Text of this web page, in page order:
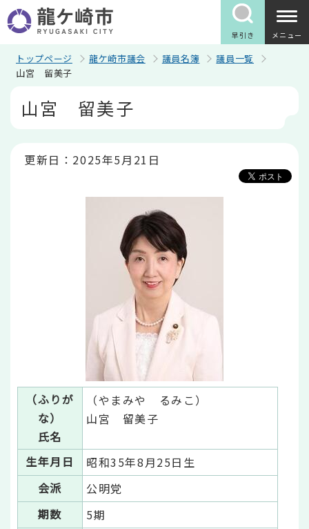
の
ペ
早引き メニュー
トップページ 龍ケ崎市議会 議員名簿
議員一覧
山宮 留美子
山宮 留美子
更新日：2025年5月21日
（ふりが
な）
氏名
（やまみや るみこ）
山宮 留美子
生年月日
昭和35年8月25日生
会派
公明党
期数
5期